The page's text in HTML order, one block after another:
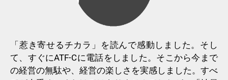
「惹き寄せるチカラ」を読んで感動しました。そし
て、すぐにATF-Cに電話をしました。そこから今まで
の経営の無駄や、経営の楽しさを実感しました。すべ